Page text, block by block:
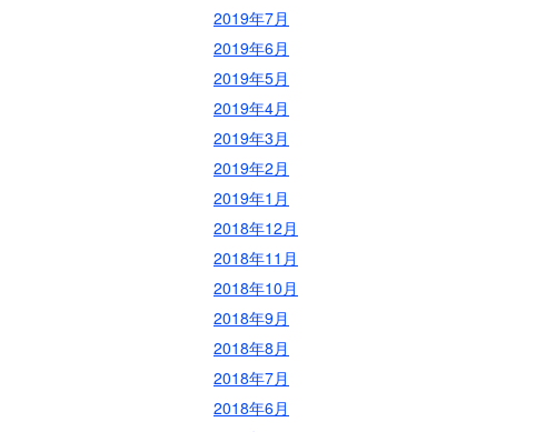
2019年7月
2019年6月
2019年5月
2019年4月
2019年3月
2019年2月
2019年1月
2018年12月
2018年11月
2018年10月
2018年9月
2018年8月
2018年7月
2018年6月